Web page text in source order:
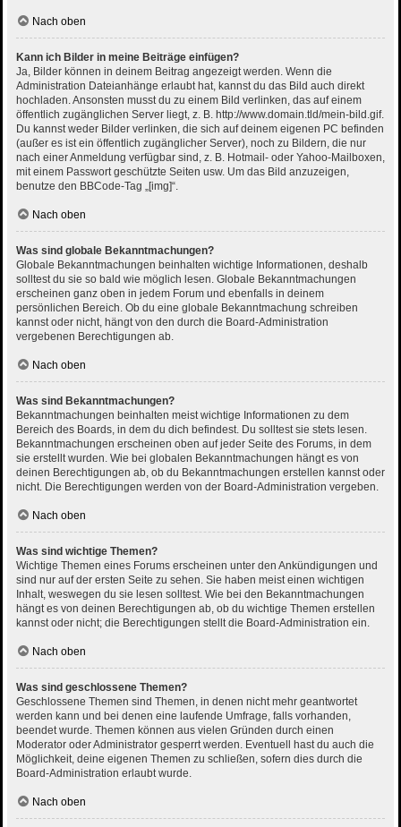
Nach oben
Kann ich Bilder in meine Beiträge einfügen?
Ja, Bilder können in deinem Beitrag angezeigt werden. Wenn die
Administration Dateianhänge erlaubt hat, kannst du das Bild auch direkt
hochladen. Ansonsten musst du zu einem Bild verlinken, das auf einem
öffentlich zugänglichen Server liegt, z. B. http://www.domain.tld/mein-bild.gif.
Du kannst weder Bilder verlinken, die sich auf deinem eigenen PC befinden
(außer es ist ein öffentlich zugänglicher Server), noch zu Bildern, die nur
nach einer Anmeldung verfügbar sind, z. B. Hotmail- oder Yahoo-Mailboxen,
mit einem Passwort geschützte Seiten usw. Um das Bild anzuzeigen,
benutze den BBCode-Tag „[img]“.
Nach oben
Was sind globale Bekanntmachungen?
Globale Bekanntmachungen beinhalten wichtige Informationen, deshalb
solltest du sie so bald wie möglich lesen. Globale Bekanntmachungen
erscheinen ganz oben in jedem Forum und ebenfalls in deinem
persönlichen Bereich. Ob du eine globale Bekanntmachung schreiben
kannst oder nicht, hängt von den durch die Board-Administration
vergebenen Berechtigungen ab.
Nach oben
Was sind Bekanntmachungen?
Bekanntmachungen beinhalten meist wichtige Informationen zu dem
Bereich des Boards, in dem du dich befindest. Du solltest sie stets lesen.
Bekanntmachungen erscheinen oben auf jeder Seite des Forums, in dem
sie erstellt wurden. Wie bei globalen Bekanntmachungen hängt es von
deinen Berechtigungen ab, ob du Bekanntmachungen erstellen kannst oder
nicht. Die Berechtigungen werden von der Board-Administration vergeben.
Nach oben
Was sind wichtige Themen?
Wichtige Themen eines Forums erscheinen unter den Ankündigungen und
sind nur auf der ersten Seite zu sehen. Sie haben meist einen wichtigen
Inhalt, weswegen du sie lesen solltest. Wie bei den Bekanntmachungen
hängt es von deinen Berechtigungen ab, ob du wichtige Themen erstellen
kannst oder nicht; die Berechtigungen stellt die Board-Administration ein.
Nach oben
Was sind geschlossene Themen?
Geschlossene Themen sind Themen, in denen nicht mehr geantwortet
werden kann und bei denen eine laufende Umfrage, falls vorhanden,
beendet wurde. Themen können aus vielen Gründen durch einen
Moderator oder Administrator gesperrt werden. Eventuell hast du auch die
Möglichkeit, deine eigenen Themen zu schließen, sofern dies durch die
Board-Administration erlaubt wurde.
Nach oben